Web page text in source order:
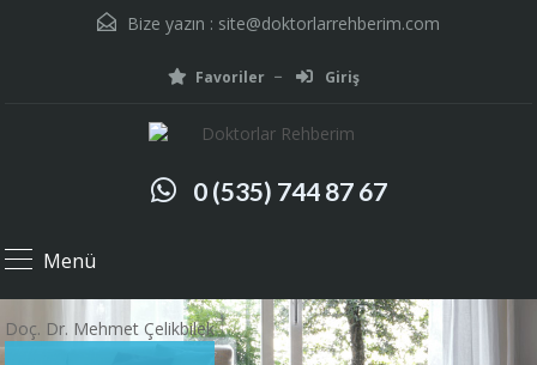
Bize yazın : site@doktorlarrehberim.com
Favoriler Giriş
0 (535) 744 87 67
Menü
Doç. Dr. Mehmet Çelikbilek